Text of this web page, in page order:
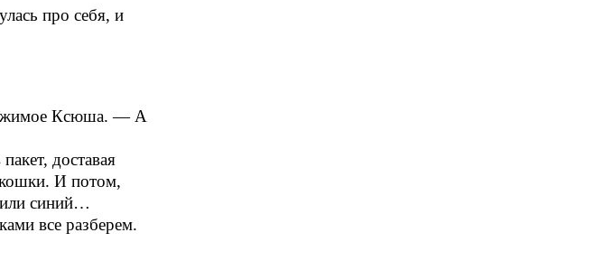
про себя, и
Ксюша. — А
доставая
И потом,
или синий…
все разберем.